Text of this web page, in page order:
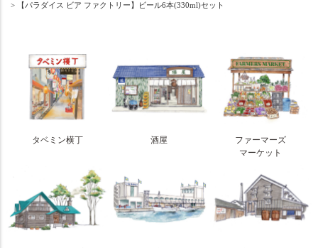
【パラダイス ビア ファクトリー】ビール6本(330ml)セット
タベミン横丁 酒屋
ファーマーズ
マーケット